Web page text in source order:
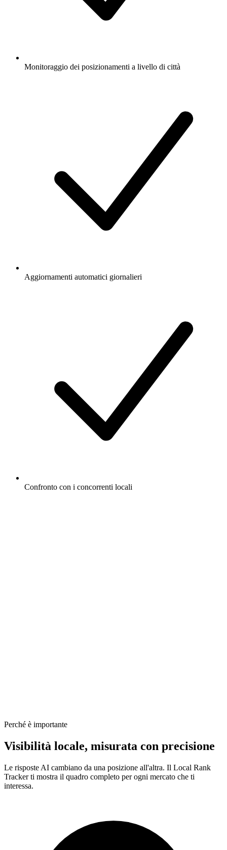
Monitoraggio dei posizionamenti a livello di città
Aggiornamenti automatici giornalieri
Confronto con i concorrenti locali
Brooklyn
Perché è importante
Visibilità locale, misurata con precisione
Le risposte AI cambiano da una posizione all'altra. Il Local Rank
Tracker ti mostra il quadro completo per ogni mercato che ti
interessa.